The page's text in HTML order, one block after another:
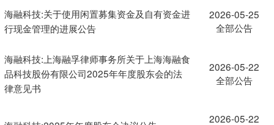
海融科技:关于使用闲置募集资金及自有资金进
行现金管理的进展公告
2026-05-25
全部公告
海融科技:上海融孚律师事务所关于上海海融食
品科技股份有限公司2025年年度股东会的法
律意见书
2026-05-22
全部公告
2026-05-22